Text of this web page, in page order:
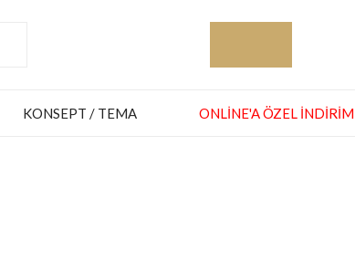
KONSEPT / TEMA ONLINE'A ÖZEL İNDIRIM